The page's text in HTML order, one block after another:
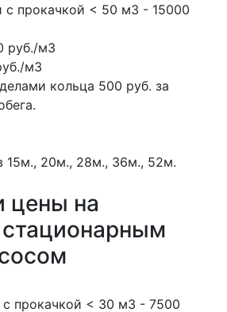
прокачкой < 50 м3 - 15000
руб./м3
м3
кольца 500 руб. за
15м., 20м., 28м., 36м., 52м.
цены на
стационарным
прокачкой < 30 м3 - 7500